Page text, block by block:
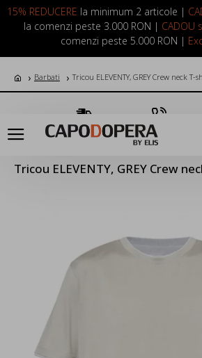
15% REDUCERE la minimum 2 articole |
la comenzi peste 3.000 RON | CADOU
comenzi peste 5.000 RON |
LOGIN INREGISTRARE
Barbati Tricou ELEVENTY, GREY Crew neck T-
Transport Gratuit Suna Acum
Tricou ELEVENTY, GREY Crew